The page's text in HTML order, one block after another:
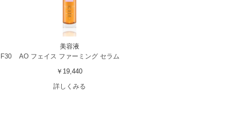
美容液
AO フェイス ファーミング セラム
￥19,440
詳しくみる